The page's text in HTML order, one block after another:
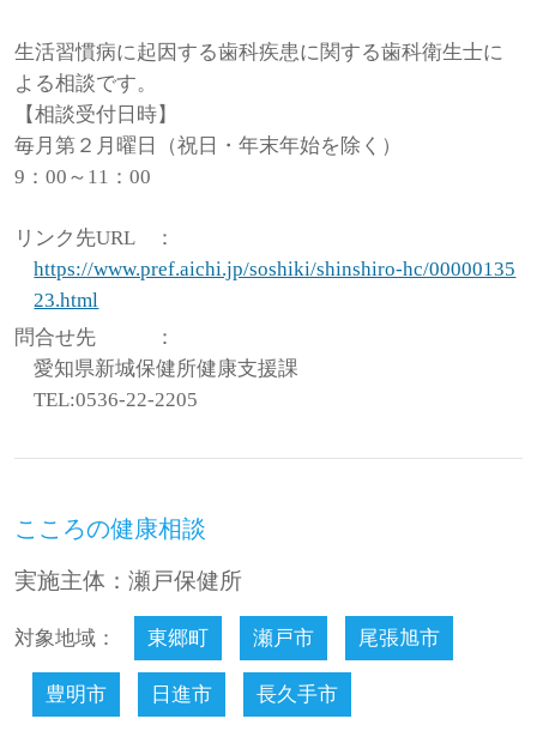
生活習慣病に起因する歯科疾患に関する歯科衛生士に
よる相談です。
【相談受付日時】
毎月第２月曜日（祝日・年末年始を除く）
9：00～11：00
リンク先URL
：
https://www.pref.aichi.jp/soshiki/shinshiro-hc/00000135
23.html
問合せ先
：
愛知県新城保健所健康支援課
TEL:0536-22-2205
こころの健康相談
実施主体：瀬戸保健所
対象地域： 東郷町 瀬戸市 尾張旭市
豊明市 日進市 長久手市